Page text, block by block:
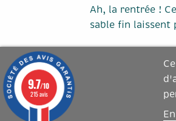
Ah, la rentrée !
sable fin laissent
9.7/10
215 avis